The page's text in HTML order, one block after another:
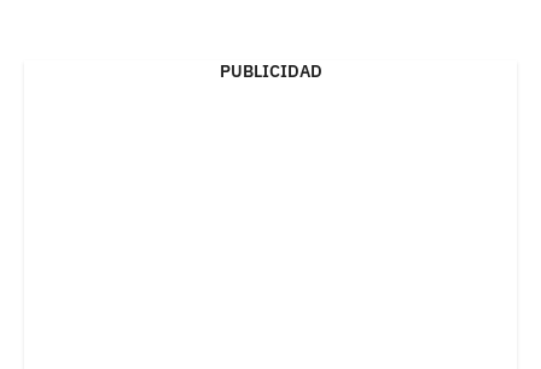
PUBLICIDAD